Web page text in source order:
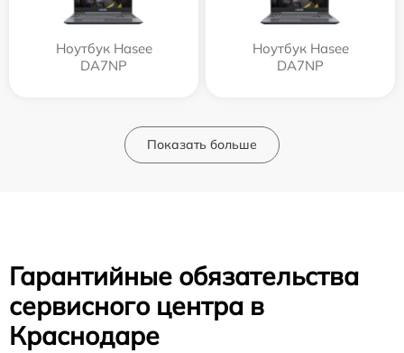
Ноутбук Hasee
DA7NP
Ноутбук Hasee
DA7NP
Показать больше
Гарантийные обязательства
сервисного центра в
Краснодаре